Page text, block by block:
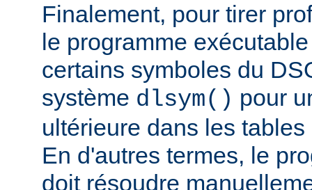
Finalement, pour tirer
le programme
certains symboles du
système dlsym() pour
ultérieure dans les
En d'autres termes, le
doit résoudre